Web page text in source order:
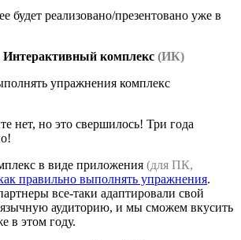
будет реализовано/презентовано уже в
Интерактивный комплекс (ИК)
нет, но это свершилось! Три года
в виде приложения (для ПК,
правильно выполнять упражнения.
все-таки адаптировали свой
аудиторию, и мы сможем вкусить
в этом году.